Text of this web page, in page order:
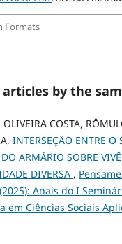
Formats
by the
OLIVEIRA COSTA,
INTERSEÇÃO ENTRE O
ARMÁRIO SOBRE
DIVERSA ,
Anais do I
em Ciências Sociais